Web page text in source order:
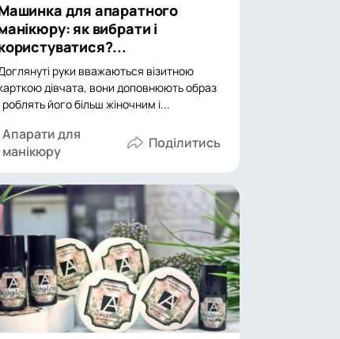
для апаратного
як вибрати і
руки вважаються візитною
дівчата, вони доповнюють образ
роблять його більш жіночним і...
Апарати для
манікюру